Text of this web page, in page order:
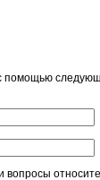
помощью